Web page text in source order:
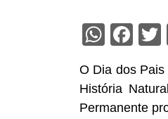
O Dia dos
História
Permanente